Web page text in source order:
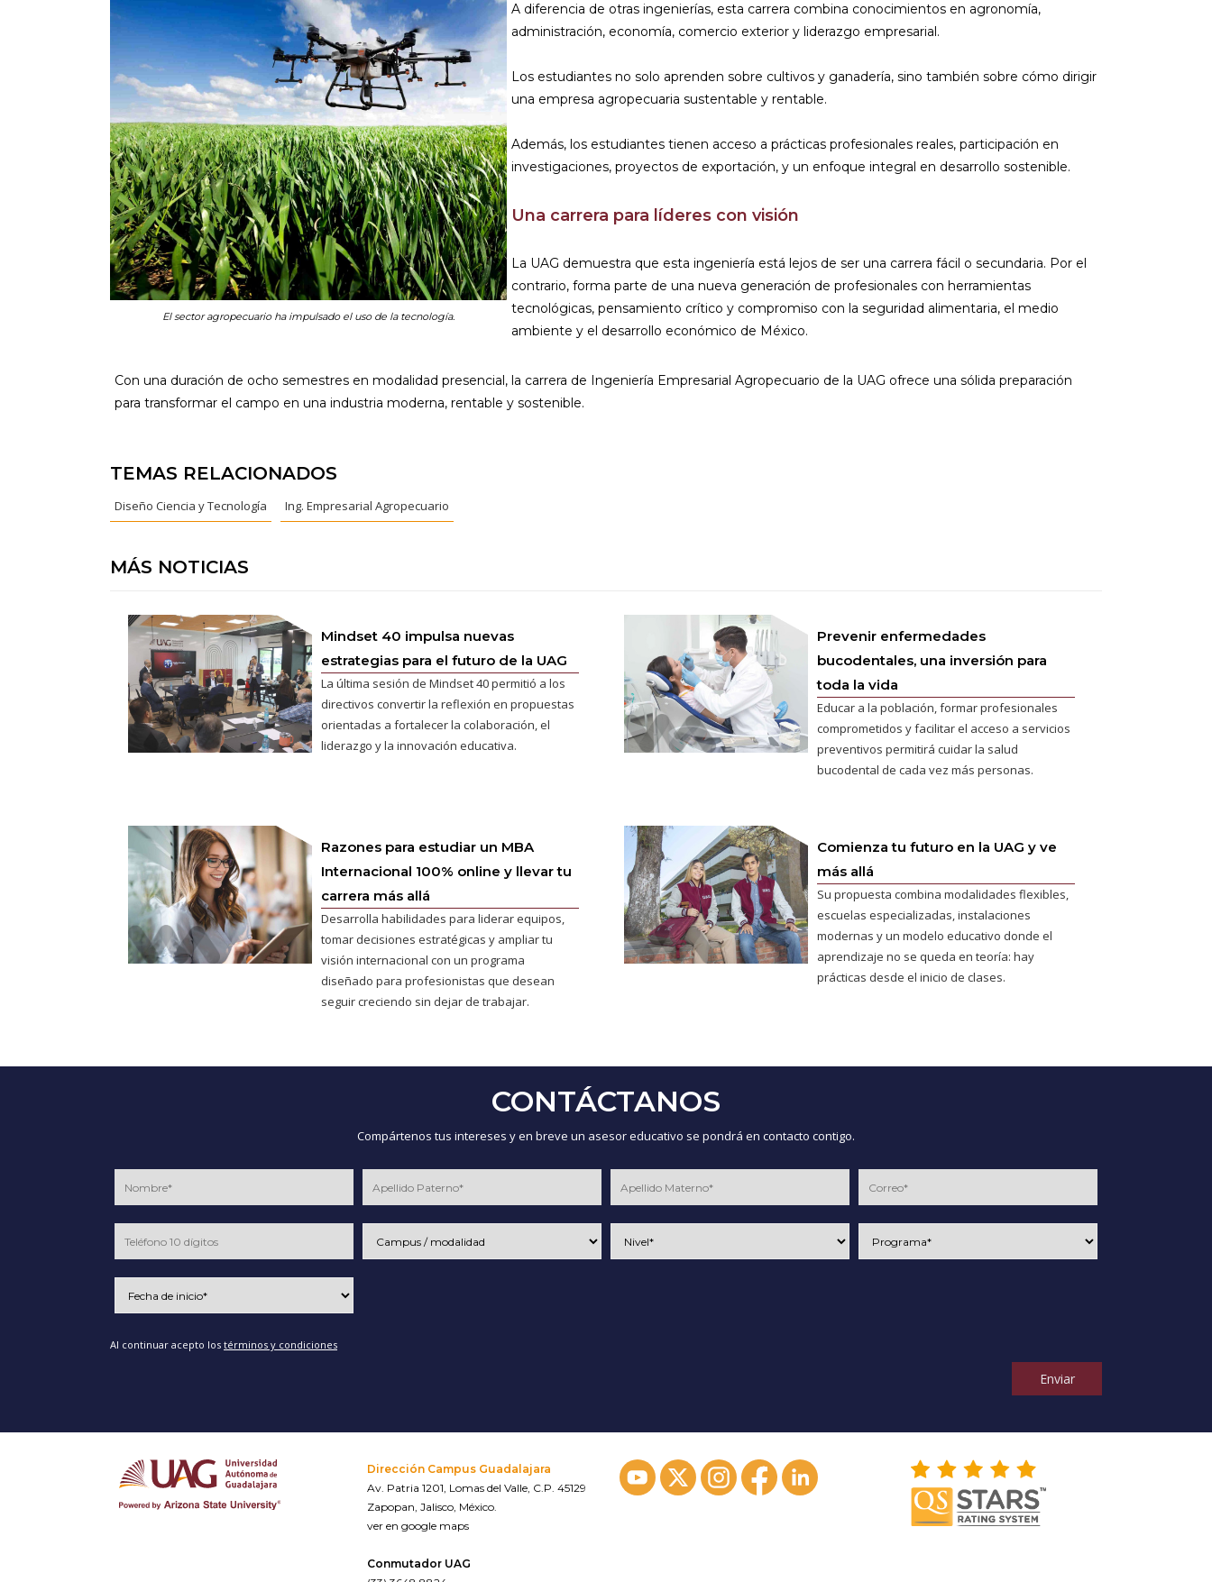
El sector agropecuario ha impulsado el uso de la tecnología.
A diferencia de otras ingenierías, esta carrera combina conocimientos en agronomía,
administración, economía, comercio exterior y liderazgo empresarial.
Los estudiantes no solo aprenden sobre cultivos y ganadería, sino también sobre cómo dirigir
una empresa agropecuaria sustentable y rentable.
Además, los estudiantes tienen acceso a prácticas profesionales reales, participación en
investigaciones, proyectos de exportación, y un enfoque integral en desarrollo sostenible.
Una carrera para líderes con visión
La UAG demuestra que esta ingeniería está lejos de ser una carrera fácil o secundaria. Por el
contrario, forma parte de una nueva generación de profesionales con herramientas
tecnológicas, pensamiento crítico y compromiso con la seguridad alimentaria, el medio
ambiente y el desarrollo económico de México.
Con una duración de ocho semestres en modalidad presencial, la carrera de Ingeniería Empresarial Agropecuario de la UAG ofrece una sólida preparación
para transformar el campo en una industria moderna, rentable y sostenible.
TEMAS RELACIONADOS
Diseño Ciencia y Tecnología Ing. Empresarial Agropecuario
MÁS NOTICIAS
Mindset 40 impulsa nuevas
estrategias para el futuro de la UAG
La última sesión de Mindset 40 permitió a los
directivos convertir la reflexión en propuestas
orientadas a fortalecer la colaboración, el
liderazgo y la innovación educativa.
Prevenir enfermedades
bucodentales, una inversión para
toda la vida
Educar a la población, formar profesionales
comprometidos y facilitar el acceso a servicios
preventivos permitirá cuidar la salud
bucodental de cada vez más personas.
Razones para estudiar un MBA
Internacional 100% online y llevar tu
carrera más allá
Desarrolla habilidades para liderar equipos,
tomar decisiones estratégicas y ampliar tu
visión internacional con un programa
diseñado para profesionistas que desean
seguir creciendo sin dejar de trabajar.
Comienza tu futuro en la UAG y ve
más allá
Su propuesta combina modalidades flexibles,
escuelas especializadas, instalaciones
modernas y un modelo educativo donde el
aprendizaje no se queda en teoría: hay
prácticas desde el inicio de clases.
CONTÁCTANOS
Compártenos tus intereses y en breve un asesor educativo se pondrá en contacto contigo.
Al continuar acepto los términos y condiciones
Enviar
Dirección Campus Guadalajara
Av. Patria 1201, Lomas del Valle, C.P. 45129
Zapopan, Jalisco, México.
ver en google maps
Conmutador UAG